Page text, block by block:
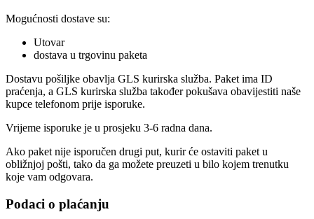
Mogućnosti dostave su:
Utovar
dostava u trgovinu paketa
Dostavu pošiljke obavlja GLS kurirska služba. Paket ima ID
praćenja, a GLS kurirska služba također pokušava obavijestiti naše
kupce telefonom prije isporuke.
Vrijeme isporuke je u prosjeku 3-6 radna dana.
Ako paket nije isporučen drugi put, kurir će ostaviti paket u
obližnjoj pošti, tako da ga možete preuzeti u bilo kojem trenutku
koje vam odgovara.
Podaci o plaćanju